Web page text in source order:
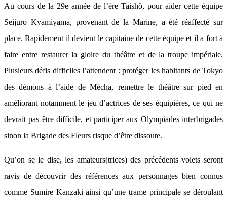
Au cours de la 29e année de l’ère Taishô, pour aider cette équipe
Seijuro Kyamiyama, provenant de la Marine, a été réaffecté sur
place. Rapidement il devient le capitaine de cette équipe et il a fort à
faire entre restaurer la gloire du théâtre et de la troupe impériale.
Plusieurs défis difficiles l’attendent : protéger les habitants de Tokyo
des démons à l’aide de Mécha, remettre le théâtre sur pied en
améliorant notamment le jeu d’actrices de ses équipières, ce qui ne
devrait pas être difficile, et participer aux Olympiades interbrigades
sinon la Brigade des Fleurs risque d’être dissoute.
Qu’on se le dise, les amateurs(trices) des précédents volets seront
ravis de découvrir des références aux personnages bien connus
comme Sumire Kanzaki ainsi qu’une trame principale se déroulant